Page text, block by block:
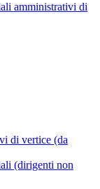
amministrativi di
di vertice (da
(dirigenti non